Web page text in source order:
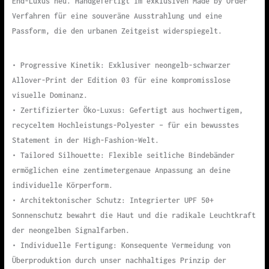
Verfahren für eine souveräne Ausstrahlung und eine
Passform, die den urbanen Zeitgeist widerspiegelt.
• Progressive Kinetik: Exklusiver neongelb-schwarzer
Allover-Print der Edition 03 für eine kompromisslose
visuelle Dominanz.
• Zertifizierter Öko-Luxus: Gefertigt aus hochwertigem,
recyceltem Hochleistungs-Polyester – für ein bewusstes
Statement in der High-Fashion-Welt.
• Tailored Silhouette: Flexible seitliche Bindebänder
ermöglichen eine zentimetergenaue Anpassung an deine
individuelle Körperform.
• Architektonischer Schutz: Integrierter UPF 50+
Sonnenschutz bewahrt die Haut und die radikale Leuchtkraft
der neongelben Signalfarben.
• Individuelle Fertigung: Konsequente Vermeidung von
Überproduktion durch unser nachhaltiges Prinzip der